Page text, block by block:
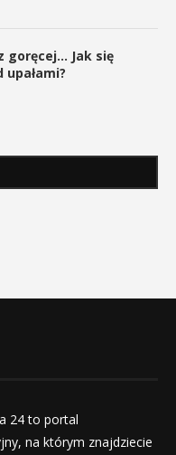
goręcej… Jak się
upałami?
24 to portal
na którym znajdziecie